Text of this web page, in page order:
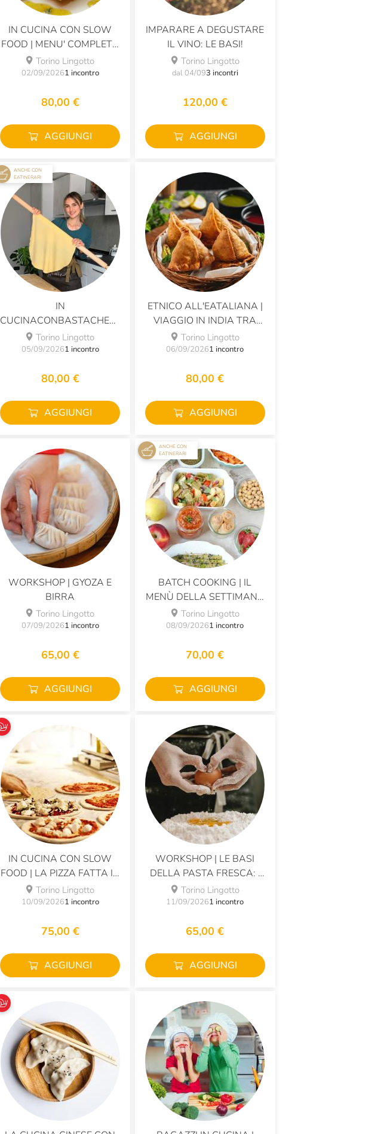
IN CUCINA CON SLOW
FOOD | MENU' COMPLETO
DI PESCE
Torino Lingotto
02/09/20261 incontro
80,00 €
AGGIUNGI
IMPARARE A DEGUSTARE
IL VINO: LE BASI!
Torino Lingotto
dal 04/093 incontri
120,00 €
AGGIUNGI
ANCHE CON
EATINERARI
IN
CUCINACONBASTACHESIAPASTA
| SPECIALE TAGLIATELLE
E FARFALLE
Torino Lingotto
05/09/20261 incontro
80,00 €
AGGIUNGI
ETNICO ALL'EATALIANA |
VIAGGIO IN INDIA TRA
PAKORA E SAMOSA
Torino Lingotto
06/09/20261 incontro
80,00 €
AGGIUNGI
WORKSHOP | GYOZA E
BIRRA
Torino Lingotto
07/09/20261 incontro
65,00 €
AGGIUNGI
ANCHE CON
EATINERARI
BATCH COOKING | IL
MENÙ DELLA SETTIMANA
PER FAMIGLIA
Torino Lingotto
08/09/20261 incontro
70,00 €
AGGIUNGI
IN CUCINA CON SLOW
FOOD | LA PIZZA FATTA IN
CASA
Torino Lingotto
10/09/20261 incontro
75,00 €
AGGIUNGI
WORKSHOP | LE BASI
DELLA PASTA FRESCA: I
FORMATI CORTI
Torino Lingotto
11/09/20261 incontro
65,00 €
AGGIUNGI